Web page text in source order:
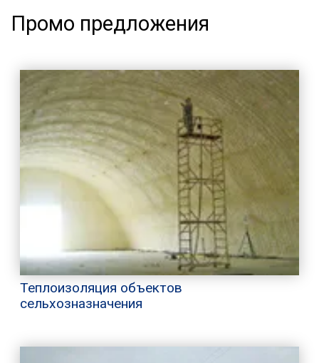
Промо предложения
Теплоизоляция объектов
сельхозназначения